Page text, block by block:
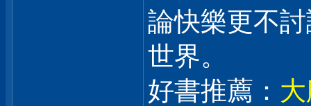
論快樂更不
世界。
好書推薦：